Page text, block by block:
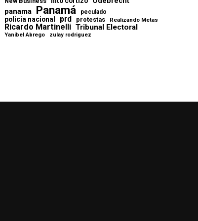
panama Panamá peculado
policia nacional prd protestas Realizando Metas
Ricardo Martinelli Tribunal Electoral
Yanibel Abrego zulay rodriguez